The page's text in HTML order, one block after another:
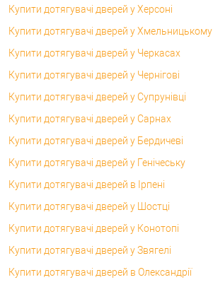
Купити дотягувачі дверей у Херсоні
Купити дотягувачі дверей у Хмельницькому
Купити дотягувачі дверей у Черкасах
Купити дотягувачі дверей у Чернігові
Купити дотягувачі дверей у Супрунівці
Купити дотягувачі дверей у Сарнах
Купити дотягувачі дверей у Бердичеві
Купити дотягувачі дверей у Генічеську
Купити дотягувачі дверей в Ірпені
Купити дотягувачі дверей у Шостці
Купити дотягувачі дверей у Конотопі
Купити дотягувачі дверей у Звягелі
Купити дотягувачі дверей в Олександрії